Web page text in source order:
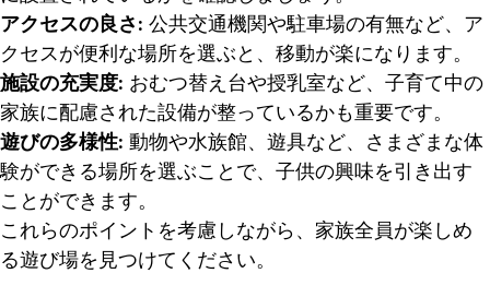
アクセスの良さ: 公共交通機関や駐車場の有無など、ア
クセスが便利な場所を選ぶと、移動が楽になります。
施設の充実度: おむつ替え台や授乳室など、子育て中の
家族に配慮された設備が整っているかも重要です。
遊びの多様性: 動物や水族館、遊具など、さまざまな体
験ができる場所を選ぶことで、子供の興味を引き出す
ことができます。
これらのポイントを考慮しながら、家族全員が楽しめ
る遊び場を見つけてください。